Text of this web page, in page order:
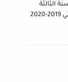
الثالثة